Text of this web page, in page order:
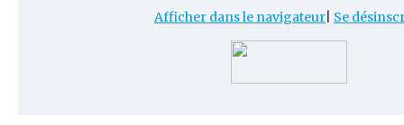
Afficher dans le navigateur Se